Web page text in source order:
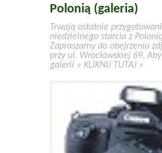
Polonią (galeria)
Trwają ostatnie
niedzielnego starcia z
Zapraszamy do obejrzenia
przy ul. Wrocławskiej 69.
galerii » KLIKNIJ TUTAJ «